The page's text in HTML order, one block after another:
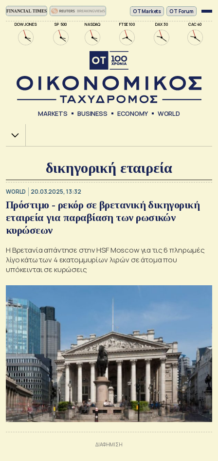
DOW JONES SP 500 NASDAQ FTSE 100 DAX 30 CAC 40
ΟΤ Markets OT Forum
MARKETS BUSINESS ECONOMY WORLD
Χ.Α.
δικηγορική εταιρεία
WORLD 20.03.2025, 13:32
Πρόστιμο - ρεκόρ σε βρετανική δικηγορική
εταιρεία για παραβίαση των ρωσικών
κυρώσεων
Η Βρετανία απάντησε στην HSF Moscow για τις 6 πληρωμές
λίγο κάτω των 4 εκατομμυρίων λιρών σε άτομα που
υπόκεινται σε κυρώσεις